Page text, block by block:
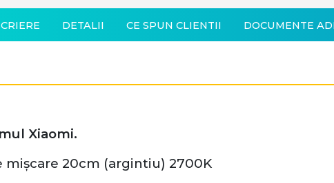
DETALII CE SPUN CLIENTII DOCUMENTE
Xiaomi.
20cm (argintiu) 2700K